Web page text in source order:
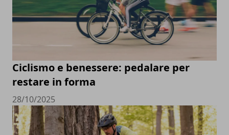
Ciclismo e benessere: pedalare per
restare in forma
28/10/2025